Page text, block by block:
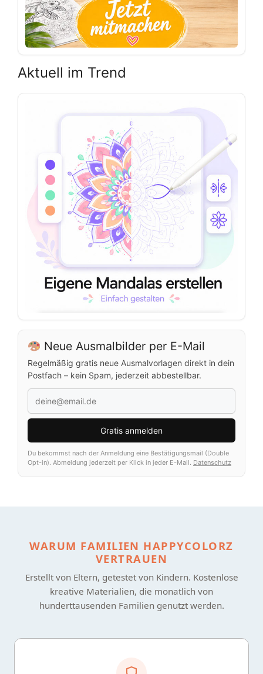
Aktuell im Trend
Neue Ausmalbilder per E-Mail
Regelmäßig gratis neue Ausmalvorlagen direkt in dein
Postfach – kein Spam, jederzeit abbestellbar.
Gratis anmelden
Du bekommst nach der Anmeldung eine Bestätigungsmail (Double
Opt-in). Abmeldung jederzeit per Klick in jeder E-Mail. Datenschutz
WARUM FAMILIEN HAPPYCOLORZ
VERTRAUEN
Erstellt von Eltern, getestet von Kindern. Kostenlose
kreative Materialien, die monatlich von
hunderttausenden Familien genutzt werden.